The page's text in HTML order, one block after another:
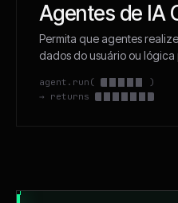
Agentes de IA
Permita que agentes
dados do usuário ou
agent.run(
)
→ returns